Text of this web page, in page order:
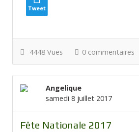
Tweet
4448 Vues 0 commentaires
Angelique
samedi 8 juillet 2017
Fête Nationale 2017